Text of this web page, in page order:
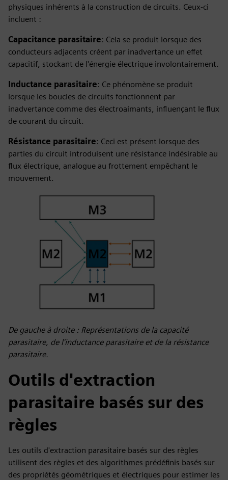
physiques inhérents à la construction de circuits. Ceux-ci
incluent :
Capacitance parasitaire: Cela se produit lorsque des
conducteurs adjacents créent par inadvertance un effet
capacitif, stockant de l'énergie électrique involontairement.
Inductance parasitaire: Ce phénomène se produit
lorsque les boucles de circuits fonctionnent par
inadvertance comme des électroaimants, influençant le flux
de courant du circuit.
Résistance parasitaire: Ceci est présent lorsque des
parties du circuit introduisent une résistance indésirable au
flux électrique, analogue au frottement empêchant le
mouvement.
De gauche à droite : Représentations de la capacité
parasitaire, de l'inductance parasitaire et de la résistance
parasitaire.
Outils d'extraction
parasitaire basés sur des
règles
Les outils d'extraction parasitaire basés sur des règles
utilisent des règles et des algorithmes prédéfinis basés sur
des propriétés géométriques et électriques pour estimer les